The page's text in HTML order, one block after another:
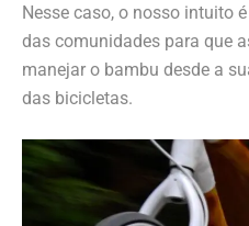
Nesse caso, o nosso intuito
das comunidades para que
manejar o bambu desde a
das bicicletas.